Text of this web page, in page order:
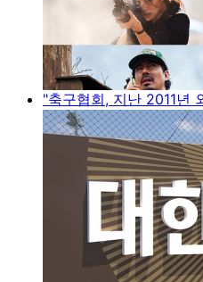
"축구협회, 지난 2011년